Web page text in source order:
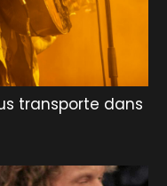
transporte dans